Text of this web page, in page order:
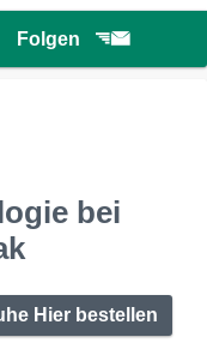
Folgen
bei
Hier bestellen